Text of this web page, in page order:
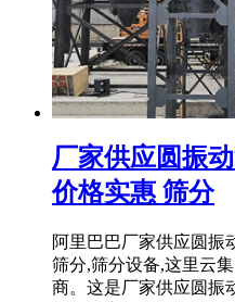
厂家供应圆振
价格实惠 筛分
阿里巴巴厂家供应圆振
筛分,筛分设备,这里云
商。这是厂家供应圆振